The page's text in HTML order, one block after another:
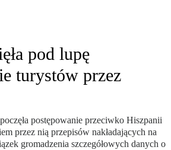
pod lupę
turystów przez
postępowanie przeciwko Hiszpanii
przez nią przepisów nakładających na
gromadzenia szczegółowych danych o